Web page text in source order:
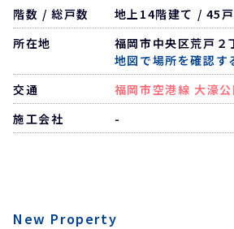
階数 / 総戸数
地上14階建て / 45戸
所在地
福岡市中央区荒戸
地図で場所を確認す
交通
福岡市空港線 大濠
施工会社
-
New Property